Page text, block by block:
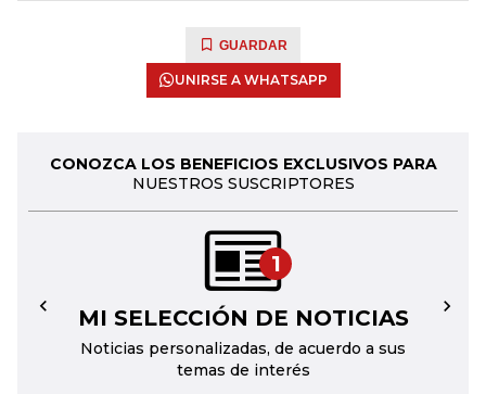
GUARDAR
UNIRSE A WHATSAPP
CONOZCA LOS BENEFICIOS EXCLUSIVOS PARA
NUESTROS SUSCRIPTORES
1
MI SELECCIÓN DE NOTICIAS
Noticias personalizadas, de acuerdo a sus
temas de interés
← →